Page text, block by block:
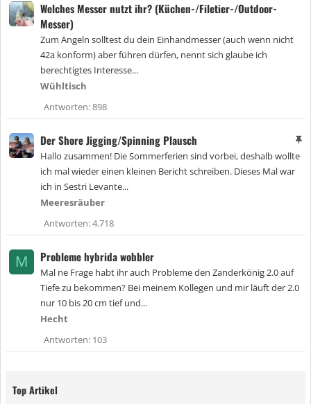
Welches Messer nutzt ihr? (Küchen-/Filetier-/Outdoor-
Messer)
Zum Angeln solltest du dein Einhandmesser (auch wenn nicht
42a konform) aber führen dürfen, nennt sich glaube ich
berechtigtes Interesse...
Wühltisch
Antworten 898
A
Der Shore Jigging/Spinning Plausch
Hallo zusammen! Die Sommerferien sind vorbei, deshalb wollte
ich mal wieder einen kleinen Bericht schreiben. Dieses Mal war
ich in Sestri Levante...
Meeresräuber
Antworten 4.718
M Probleme hybrida wobbler
Mal ne Frage habt ihr auch Probleme den Zanderkönig 2.0 auf
Tiefe zu bekommen? Bei meinem Kollegen und mir läuft der 2.0
nur 10 bis 20 cm tief und...
Hecht
Antworten 103
Top Artikel